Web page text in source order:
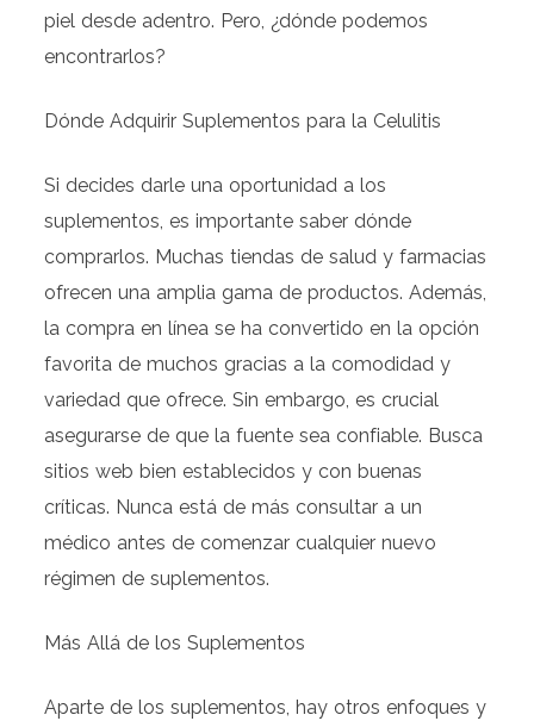
piel desde adentro. Pero, ¿dónde podemos
encontrarlos?
Dónde Adquirir Suplementos para la Celulitis
Si decides darle una oportunidad a los
suplementos, es importante saber dónde
comprarlos. Muchas tiendas de salud y farmacias
ofrecen una amplia gama de productos. Además,
la compra en línea se ha convertido en la opción
favorita de muchos gracias a la comodidad y
variedad que ofrece. Sin embargo, es crucial
asegurarse de que la fuente sea confiable. Busca
sitios web bien establecidos y con buenas
críticas. Nunca está de más consultar a un
médico antes de comenzar cualquier nuevo
régimen de suplementos.
Más Allá de los Suplementos
Aparte de los suplementos, hay otros enfoques y